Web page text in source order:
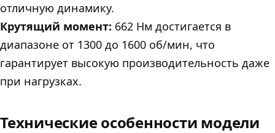
отличную динамику.
Крутящий момент: 662 Нм достигается в
диапазоне от 1300 до 1600 об/мин, что
гарантирует высокую производительность даже
при нагрузках.
Технические особенности модели